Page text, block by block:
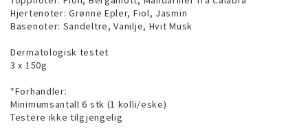
Hjertenoter: Grønne Epler, Fiol, Jasmin
Basenoter: Sandeltre, Vanilje, Hvit Musk
Dermatologisk testet
3 x 150g
*Forhandler:
Minimumsantall 6 stk (1 kolli/eske)
Testere ikke tilgjengelig